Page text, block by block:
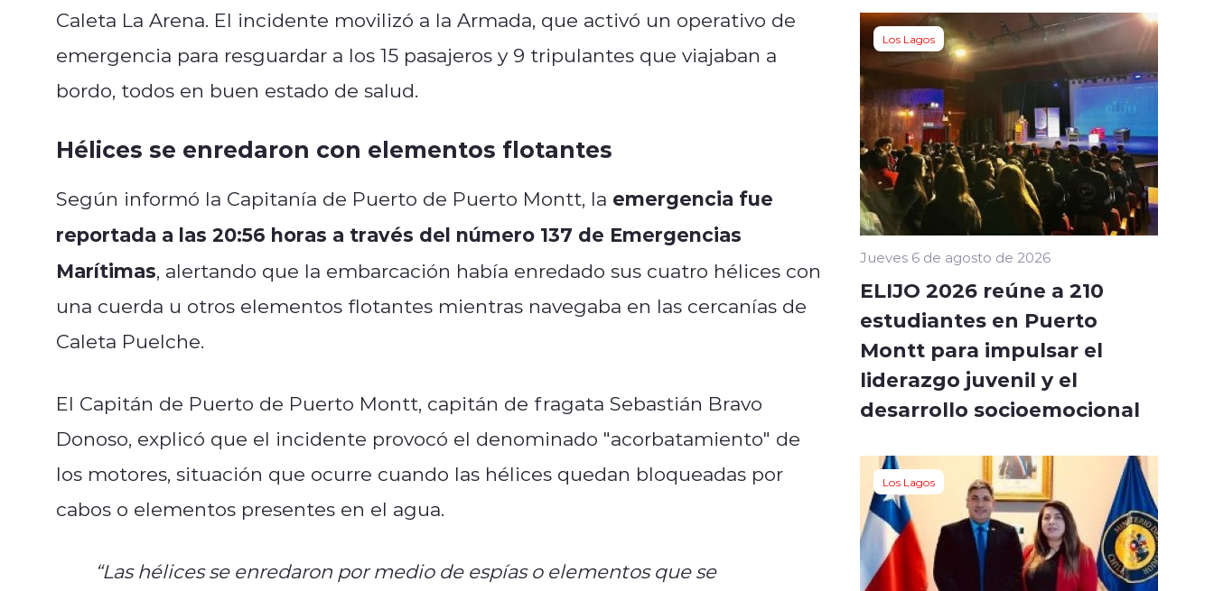
Caleta La Arena. El incidente movilizó a la Armada, que activó un operativo de
emergencia para resguardar a los 15 pasajeros y 9 tripulantes que viajaban a
bordo, todos en buen estado de salud.
Hélices se enredaron con elementos flotantes
Según informó la Capitanía de Puerto de Puerto Montt, la emergencia fue
reportada a las 20:56 horas a través del número 137 de Emergencias
Marítimas, alertando que la embarcación había enredado sus cuatro hélices con
una cuerda u otros elementos flotantes mientras navegaba en las cercanías de
Caleta Puelche.
El Capitán de Puerto de Puerto Montt, capitán de fragata Sebastián Bravo
Donoso, explicó que el incidente provocó el denominado "acorbatamiento" de
los motores, situación que ocurre cuando las hélices quedan bloqueadas por
cabos o elementos presentes en el agua.
“Las hélices se enredaron por medio de espías o elementos que se
Los Lagos
Jueves 6 de agosto de 2026
ELIJO 2026 reúne a 210
estudiantes en Puerto
Montt para impulsar el
liderazgo juvenil y el
desarrollo socioemocional
Los Lagos